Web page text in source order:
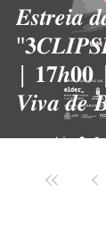
𝑬𝒔𝒕𝒓𝒆𝒊𝒂
| 𝟏𝟕𝒉𝟎𝟎
𝑽𝒊𝒗𝒂 𝒅𝒆